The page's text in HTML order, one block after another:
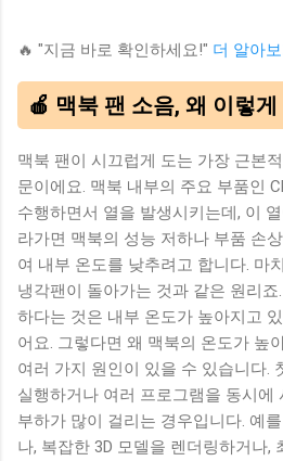
🔥 "지금 바로 확인하세요!" 더 알아보
🍎 맥북 팬 소음, 왜 이렇
맥북 팬이 시끄럽게 도는 가장 근본
문이에요. 맥북 내부의 주요 부품인
수행하면서 열을 발생시키는데, 이
라가면 맥북의 성능 저하나 부품 손
여 내부 온도를 낮추려고 합니다. 마
냉각팬이 돌아가는 것과 같은 원리
하다는 것은 내부 온도가 높아지고
어요. 그렇다면 왜 맥북의 온도가 높
여러 가지 원인이 있을 수 있습니다.
실행하거나 여러 프로그램을 동시에
부하가 많이 걸리는 경우입니다. 예
나, 복잡한 3D 모델을 렌더링하거나,